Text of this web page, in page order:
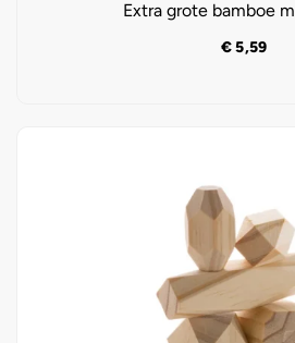
Extra grote bamboe
€5,59